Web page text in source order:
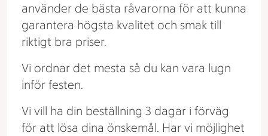
använder de bästa råvarorna för att kunna
garantera högsta kvalitet och smak till
riktigt bra priser.
Vi ordnar det mesta så du kan vara lugn
inför festen.
Vi vill ha din beställning 3 dagar i förväg
för att lösa dina önskemål. Har vi möjlighet